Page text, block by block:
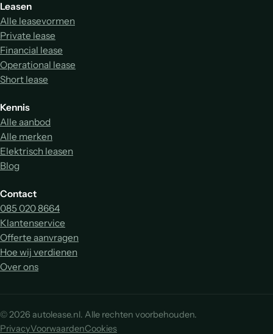
Leasen
Alle leasevormen
Private lease
Financial lease
Operational lease
Short lease
Kennis
Alle aanbod
Alle merken
Elektrisch leasen
Blog
Contact
085 020 8664
Klantenservice
Offerte aanvragen
Hoe wij verdienen
Over ons
© 2026 autolease.nl. Alle rechten voorbehouden.
PrivacyVoorwaardenCookies